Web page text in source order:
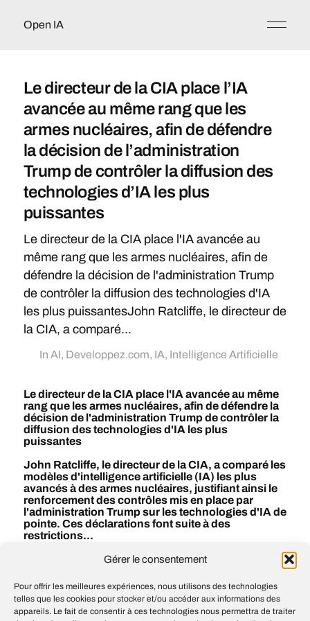
Gérer le consentement
Pour offrir les meilleures expériences, nous utilisons des technologies
telles que les cookies pour stocker et/ou accéder aux informations des
appareils. Le fait de consentir à ces technologies nous permettra de traiter
Open IA
Le directeur de la CIA place l’IA
avancée au même rang que les
armes nucléaires, afin de défendre
la décision de l’administration
Trump de contrôler la diffusion des
technologies d’IA les plus
puissantes
Le directeur de la CIA place l'IA avancée au
même rang que les armes nucléaires, afin de
défendre la décision de l'administration Trump
de contrôler la diffusion des technologies d'IA
les plus puissantesJohn Ratcliffe, le directeur de
la CIA, a comparé...
In AI, Developpez.com, IA, Intelligence Artificielle
Le directeur de la CIA place l'IA avancée au même
rang que les armes nucléaires, afin de défendre la
décision de l'administration Trump de contrôler la
diffusion des technologies d'IA les plus
puissantes
John Ratcliffe, le directeur de la CIA, a comparé les
modèles d'intelligence artificielle (IA) les plus
avancés à des armes nucléaires, justifiant ainsi le
renforcement des contrôles mis en place par
l'administration Trump sur les technologies d'IA de
pointe. Ces déclarations font suite à des
restrictions...
Intelligence artificielle
How novice coders can develop AI